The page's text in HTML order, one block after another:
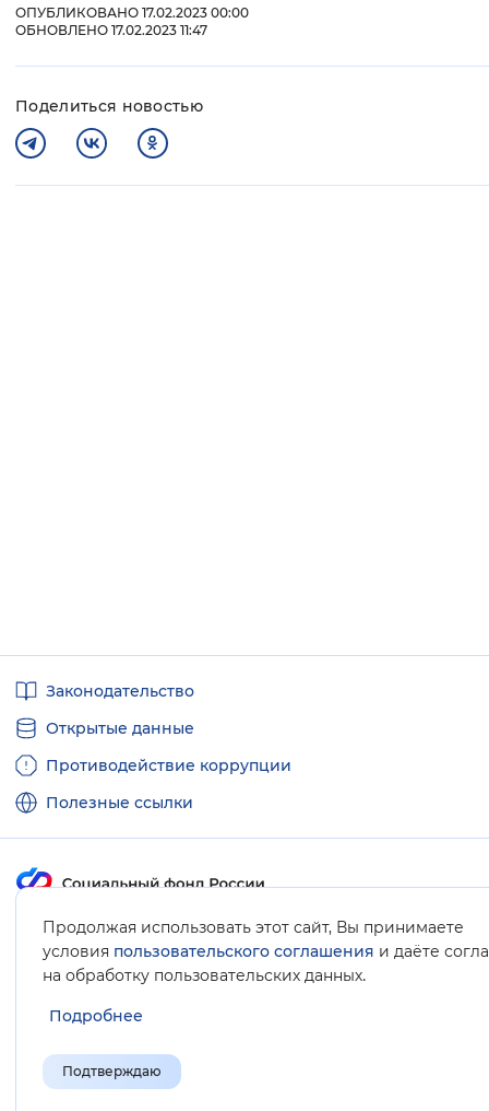
ОПУБЛИКОВАНО 17.02.2023 00:00
ОБНОВЛЕНО 17.02.2023 11:47
Поделиться новостью
Продолжая использовать этот сайт, Вы принимаете
условия пользовательского соглашения и даёте
на обработку пользовательских данных.
Подробнее
Подтверждаю
ссылкиЗаконодательство
Открытые данные
Противодействие коррупции
Полезные ссылки
Карта сайта
© Социальный фонд России, 2008-2026